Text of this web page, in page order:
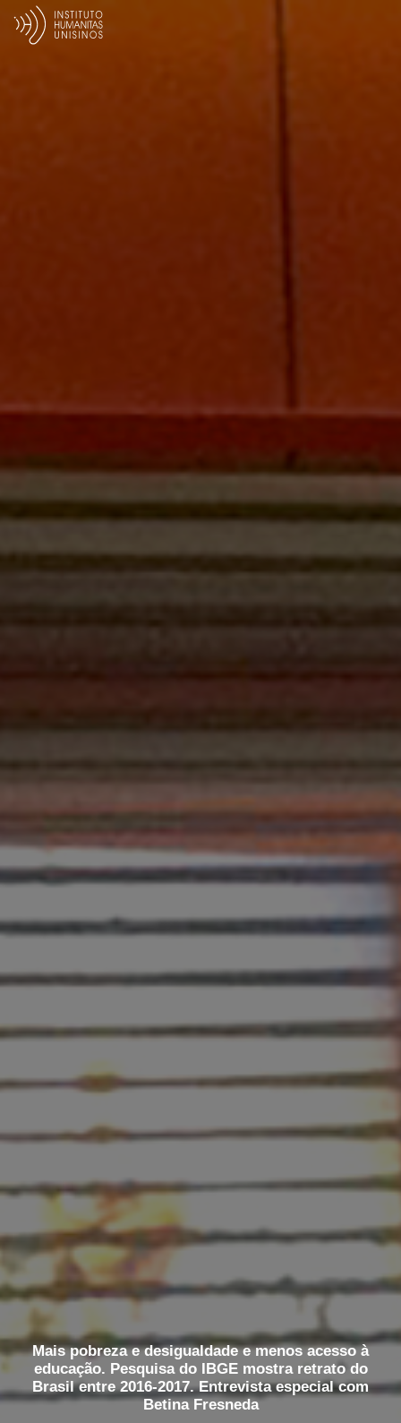
Mais pobreza e desigualdade e menos acesso à
educação. Pesquisa do IBGE mostra retrato do
Brasil entre 2016-2017. Entrevista especial com
Betina Fresneda